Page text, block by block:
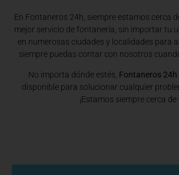
En Fontaneros 24h, siempre estamos cerca
mejor servicio de fontanería, sin importar tu
en numerosas ciudades y localidades para
siempre puedas contar con nosotros
No importa dónde estés, Fontaneros 24h
disponible para solucionar cualquier
¡Estamos siempre cerca de